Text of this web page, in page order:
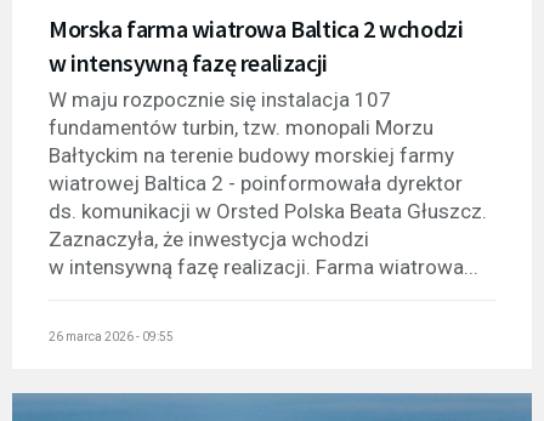
Morska farma wiatrowa Baltica 2 wchodzi
w intensywną fazę realizacji
W maju rozpocznie się instalacja 107
fundamentów turbin, tzw. monopali Morzu
Bałtyckim na terenie budowy morskiej farmy
wiatrowej Baltica 2 - poinformowała dyrektor
ds. komunikacji w Orsted Polska Beata Głuszcz.
Zaznaczyła, że inwestycja wchodzi
w intensywną fazę realizacji. Farma wiatrowa...
26 marca 2026 - 09:55